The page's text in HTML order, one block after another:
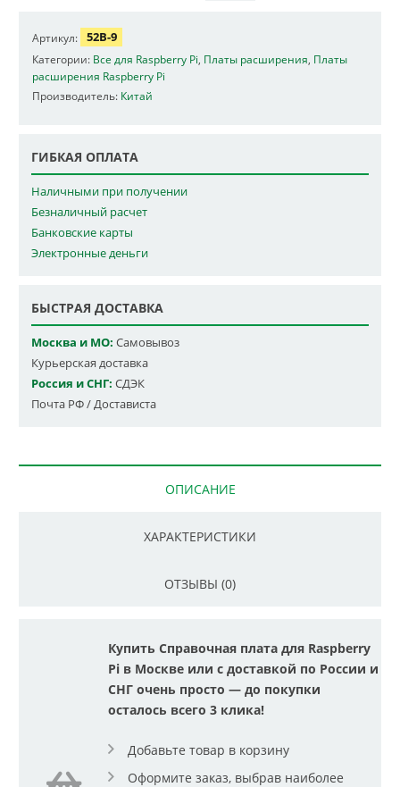
Артикул: 52B-9
Категории: Все для Raspberry Pi Платы расширения Платы
расширения Raspberry Pi
Производитель: Китай
ГИБКАЯ ОПЛАТА
Наличными при получении
Безналичный расчет
Банковские карты
Электронные деньги
БЫСТРАЯ ДОСТАВКА
Москва и МО: Самовывоз
Курьерская доставка
Россия и СНГ: СДЭК
Почта РФ / Достависта
ОПИСАНИЕ
ХАРАКТЕРИСТИКИ
ОТЗЫВЫ (0)
Купить Справочная плата для Raspberry
Pi в Москве или с доставкой по России и
СНГ очень просто — до покупки
осталось всего 3 клика!
Добавьте товар в корзину
Оформите заказ, выбрав наиболее